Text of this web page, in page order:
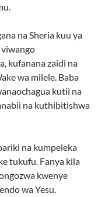
na Sheria kuu ya
kufanana zaidi na
wa milele. Baba
kutii na
na kuthibitishwa
na kumpeleka
tukufu. Fanya kila
kwenye
wa Yesu.